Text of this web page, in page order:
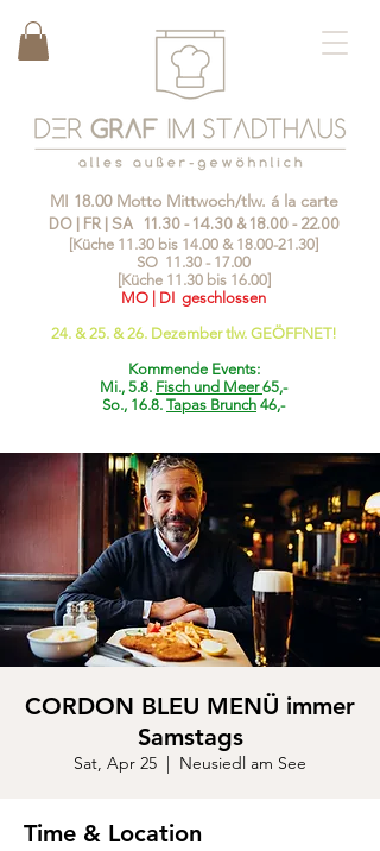
MI 18.00 Motto Mittwoch/tlw. á la carte
DO | FR | SA 11.30 - 14.30&18.00 - 22.00
[Küche 11.30 bis 14.00 & 18.00-21.30]
SO 11.30 - 17.00
[Küche 11.30 bis 16.00]
MO | DI geschlossen
24. & 25. & 26. Dezember tlw. GEÖFFNET!
Kommende Events:
Mi., 5.8. Fisch und Meer65,-
So., 16.8. Tapas Brunch 46,-
CORDON BLEU MENÜ immer
Samstags
Sat, Apr 25
  |
Neusiedl am See
Time & Location